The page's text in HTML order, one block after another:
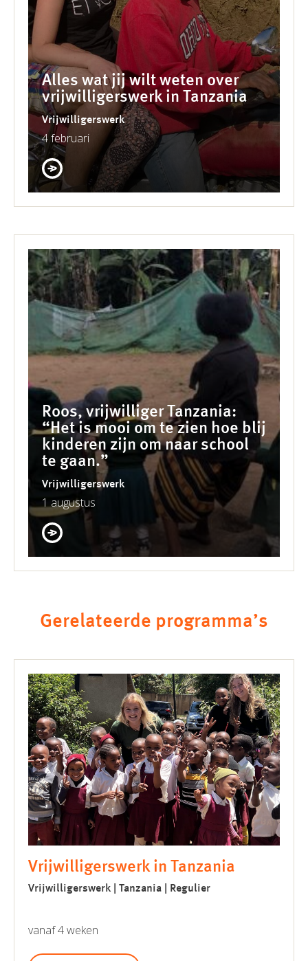
Alles wat jij wilt weten over
vrijwilligerswerk in Tanzania
Vrijwilligerswerk
4 februari
Roos, vrijwilliger Tanzania:
“Het is mooi om te zien hoe blij
kinderen zijn om naar school
te gaan.”
Vrijwilligerswerk
1 augustus
Gerelateerde programma’s
Vrijwilligerswerk in Tanzania
Vrijwilligerswerk | Tanzania | Regulier
vanaf 4 weken